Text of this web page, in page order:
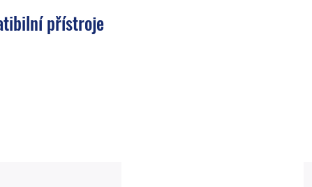
přístroje